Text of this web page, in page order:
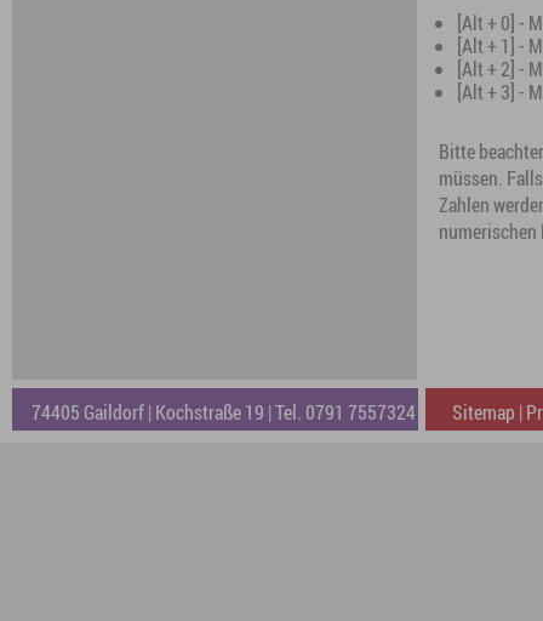
[Alt + 0] -
[Alt + 1] -
[Alt + 2] -
[Alt + 3] -
Bitte
müssen.
Zahlen
Fußzeile
74405 Gaildorf | Kochstraße 19 | Tel. 0791 7557324 Sitemap |